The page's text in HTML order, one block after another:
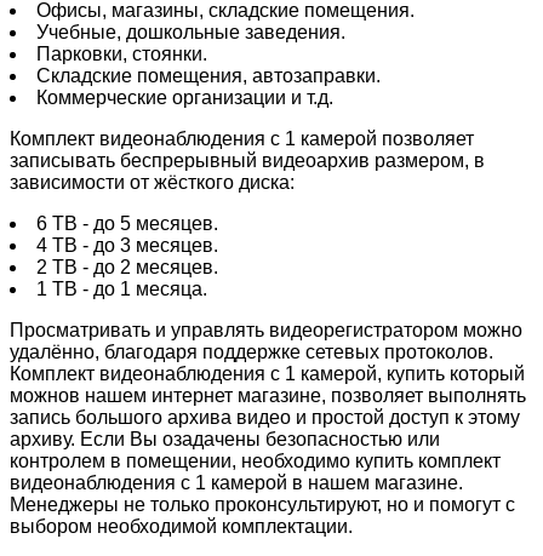
Офисы, магазины, складские помещения.
Учебные, дошкольные заведения.
Парковки, стоянки.
Складские помещения, автозаправки.
Коммерческие организации и т.д.
Комплект видеонаблюдения с 1 камерой позволяет
записывать беспрерывный видеоархив размером, в
зависимости от жёсткого диска:
6 TB - до 5 месяцев.
4 TB - до 3 месяцев.
2 TB - до 2 месяцев.
1 TB - до 1 месяца.
Просматривать и управлять видеорегистратором можно
удалённо, благодаря поддержке сетевых протоколов.
Комплект видеонаблюдения с 1 камерой, купить который
можнов нашем интернет магазине, позволяет выполнять
запись большого архива видео и простой доступ к этому
архиву. Если Вы озадачены безопасностью или
контролем в помещении, необходимо купить комплект
видеонаблюдения с 1 камерой в нашем магазине.
Менеджеры не только проконсультируют, но и помогут с
выбором необходимой комплектации.